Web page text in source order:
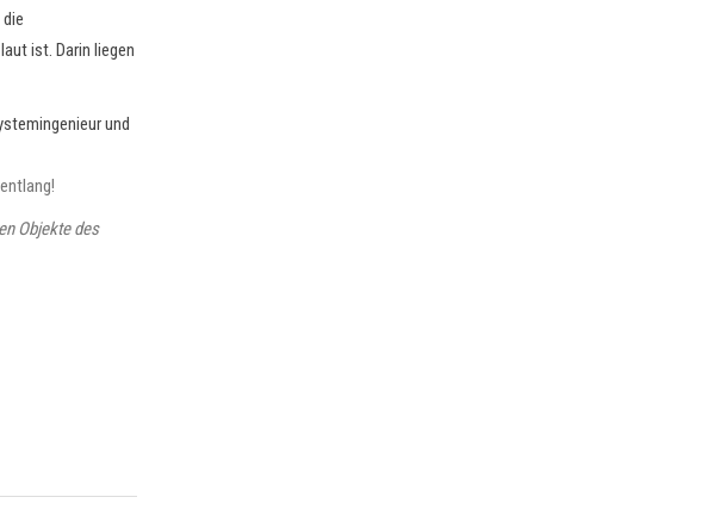
ist. Darin liegen
und
Objekte des